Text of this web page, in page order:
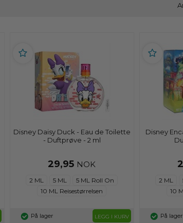
Disney Daisy Duck - Eau de Toilette
- Duftprøve - 2 ml
29,95 NOK
2 ML 5 ML
5 ML Roll On
10 ML Reisestørrelsen
På lager LEGG I KURV
Disney
2 ML
10
På lager